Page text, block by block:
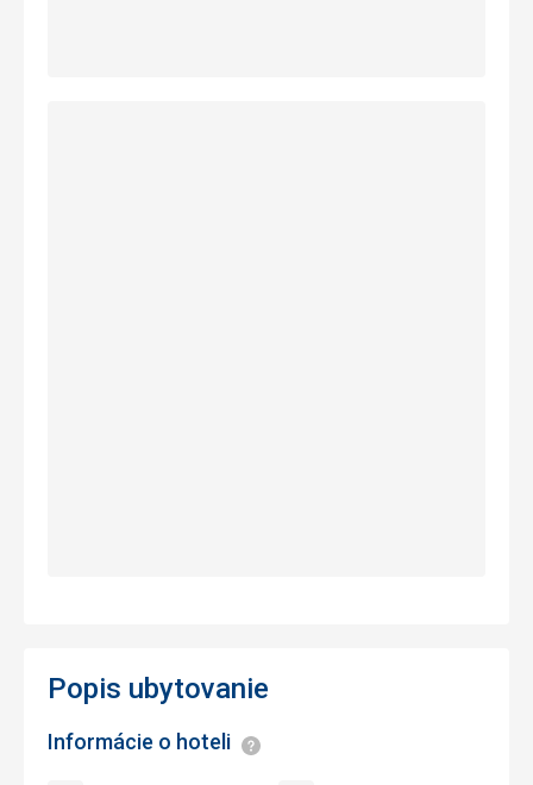
Popis ubytovanie
Informácie o hoteli Informácie